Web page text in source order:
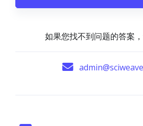
如果您找不到问题的答案